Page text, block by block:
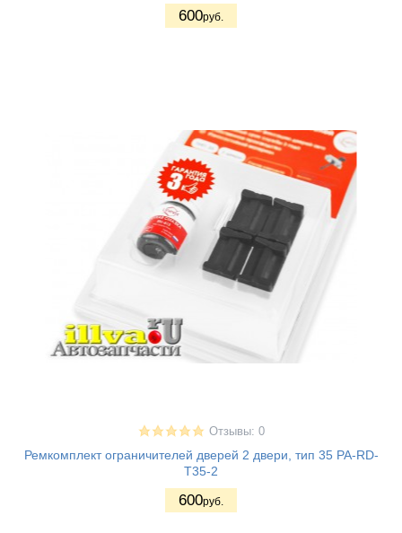
600руб.
Отзывы: 0
Ремкомплект ограничителей дверей 2 двери, тип 35 PA-RD-
T35-2
600руб.